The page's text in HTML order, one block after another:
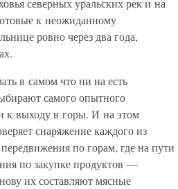
северных уральских рек и на
к неожиданному
ровно через два года,
в самом что ни на есть
самого опытного
к выходу в горы. И на этом
снаряжение каждого из
по горам, где на пути
по закупке продуктов —
их составляют мясные